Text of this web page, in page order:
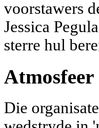
voorstawers
Jessica
sterre hul
Die